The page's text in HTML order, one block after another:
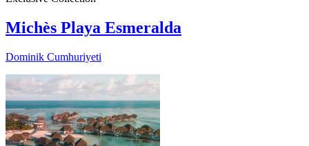
Michès Playa Esmeralda
Dominik Cumhuriyeti